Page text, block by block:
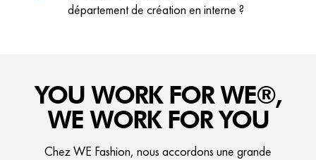
département de création en interne ?
YOU WORK FOR WE®,
WE WORK FOR YOU
Chez WE Fashion, nous accordons une grande